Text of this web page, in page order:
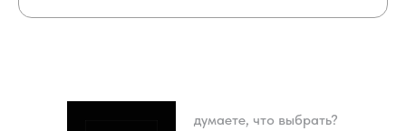
думаете, что выбрать?